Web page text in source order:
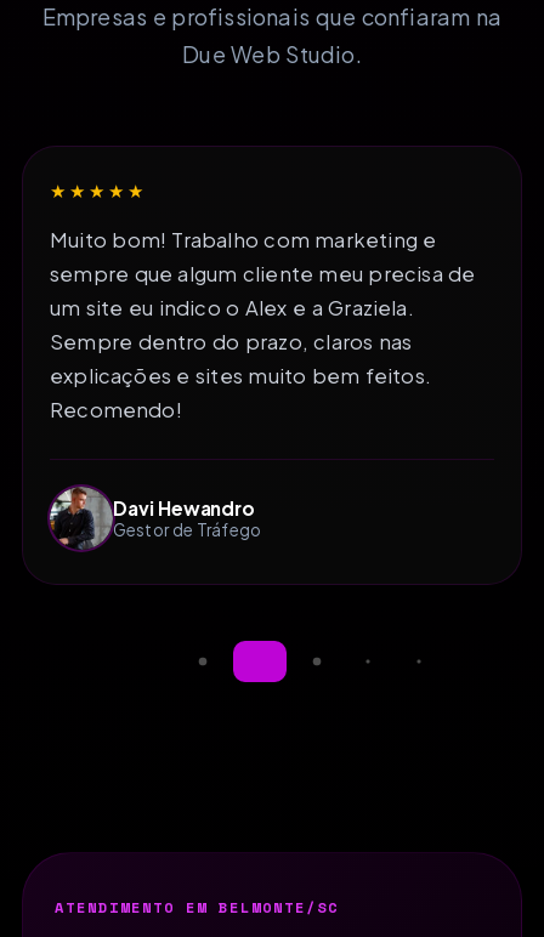
Empresas e profissionais que confiaram na
Due Web Studio.
★★★★★
Muito bom! Trabalho com marketing e
sempre que algum cliente meu precisa de
um site eu indico o Alex e a Graziela.
Sempre dentro do prazo, claros nas
explicações e sites muito bem feitos.
Recomendo!
Davi Hewandro
Gestor de Tráfego
ATENDIMENTO EM BELMONTE/SC